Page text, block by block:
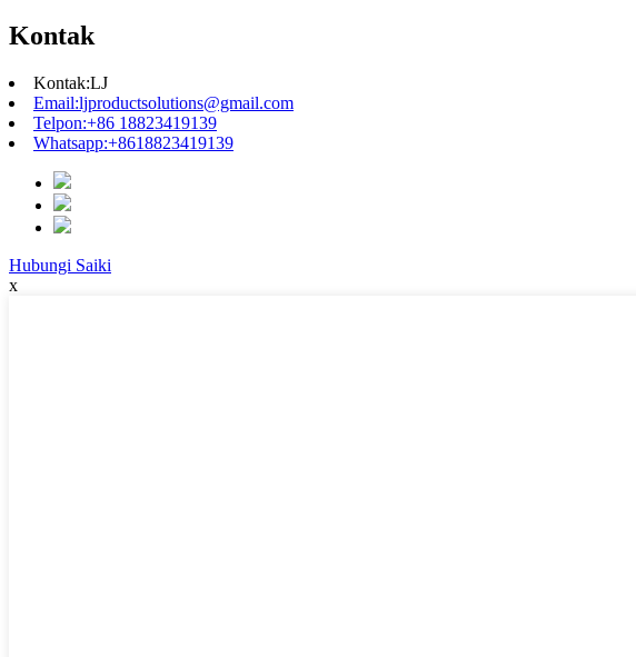
Kontak
Kontak:LJ
Email:ljproductsolutions@gmail.com
Telpon:+86 18823419139
Whatsapp:+8618823419139
Hubungi Saiki
x